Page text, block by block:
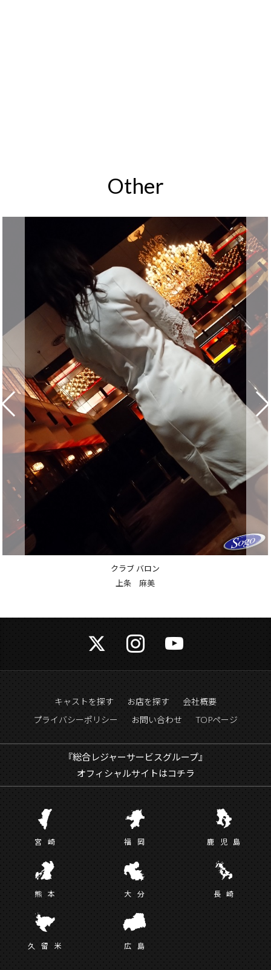
Other
クラブ バロン
上条 麻美
キャストを探す お店を探す
会社概要
プライバシーポリシー
お問い合わせ TOPページ
『総合レジャーサービスグループ』
オフィシャルサイトはコチラ
宮 崎 福 岡 鹿児 島
熊 本 大 分 長崎
久留 米 広 島